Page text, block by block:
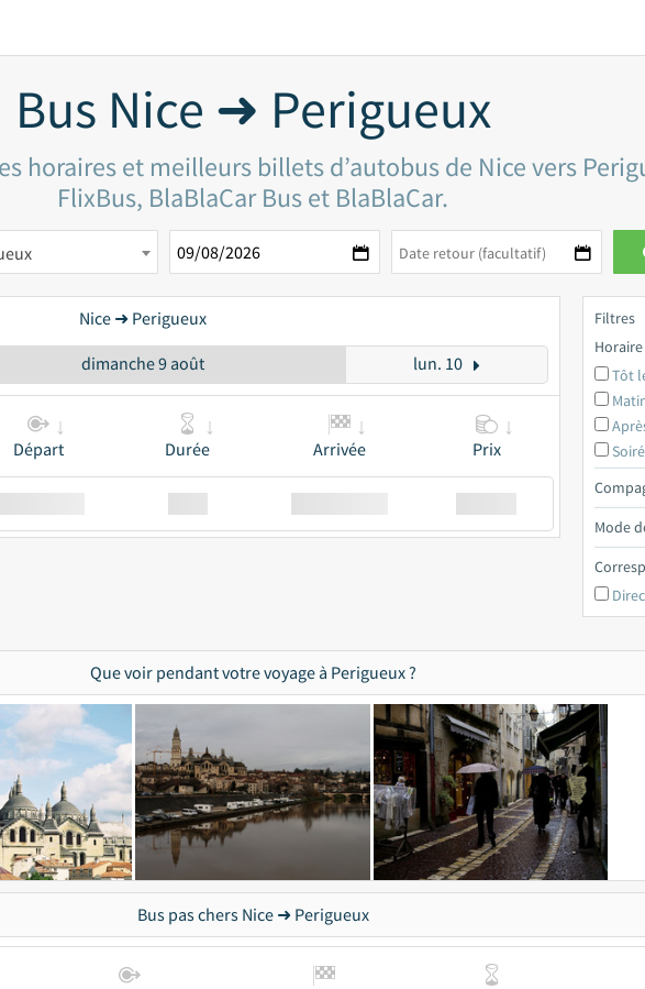
Bus Nice ➜ Perigueux
horaires et meilleurs billets d’autobus de Nice vers
FlixBus, BlaBlaCar Bus et BlaBlaCar.
Nice ➜ Perigueux
dimanche 9 août lun. 10
Départ Durée Arrivée Prix
Filtres
Tôt
Mode
Que voir pendant votre voyage à Perigueux ?
Bus pas chers Nice ➜ Perigueux